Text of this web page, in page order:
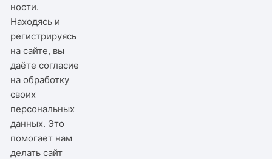
ности.
Находясь и
регистрируясь
на сайте, вы
даёте согласие
на обработку
своих
персональных
данных. Это
помогает нам
делать сайт